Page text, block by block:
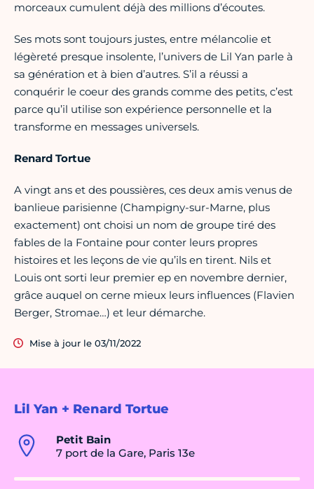
Lil Yan + Renard Tortue
Petit Bain
7 port de la Gare, Paris 13e
morceaux cumulent déjà des millions d’écoutes.
Ses mots sont toujours justes, entre mélancolie et
légèreté presque insolente, l’univers de Lil Yan parle à
sa génération et à bien d’autres. S’il a réussi a
conquérir le coeur des grands comme des petits, c’est
parce qu’il utilise son expérience personnelle et la
transforme en messages universels.
Renard Tortue
A vingt ans et des poussières, ces deux amis venus de
banlieue parisienne (Champigny-sur-Marne, plus
exactement) ont choisi un nom de groupe tiré des
fables de la Fontaine pour conter leurs propres
histoires et les leçons de vie qu’ils en tirent. Nils et
Louis ont sorti leur premier ep en novembre dernier,
grâce auquel on cerne mieux leurs influences (Flavien
Berger, Stromae…) et leur démarche.
Mise à jour le 03/11/2022